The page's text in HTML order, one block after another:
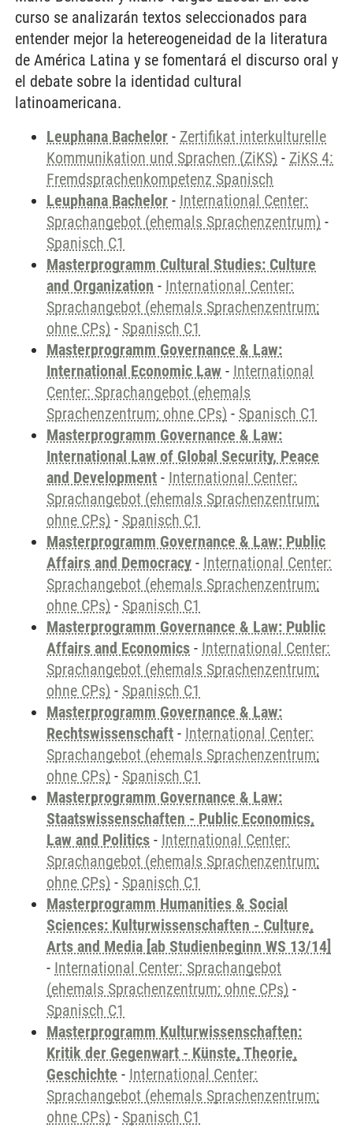
curso se analizarán textos seleccionados para
entender mejor la hetereogeneidad de la literatura
de América Latina y se fomentará el discurso oral y
el debate sobre la identidad cultural
latinoamericana.
Leuphana Bachelor - Zertifikat interkulturelle
Kommunikation und Sprachen (ZiKS) - ZiKS 4:
Fremdsprachenkompetenz Spanisch
Leuphana Bachelor - International Center:
Sprachangebot (ehemals Sprachenzentrum) -
Spanisch C1
Masterprogramm Cultural Studies: Culture
and Organization - International Center:
Sprachangebot (ehemals Sprachenzentrum;
ohne CPs) - Spanisch C1
Masterprogramm Governance & Law:
International Economic Law - International
Center: Sprachangebot (ehemals
Sprachenzentrum; ohne CPs) - Spanisch C1
Masterprogramm Governance & Law:
International Law of Global Security, Peace
and Development - International Center:
Sprachangebot (ehemals Sprachenzentrum;
ohne CPs) - Spanisch C1
Masterprogramm Governance & Law: Public
Affairs and Democracy - International Center:
Sprachangebot (ehemals Sprachenzentrum;
ohne CPs) - Spanisch C1
Masterprogramm Governance & Law: Public
Affairs and Economics - International Center:
Sprachangebot (ehemals Sprachenzentrum;
ohne CPs) - Spanisch C1
Masterprogramm Governance & Law:
Rechtswissenschaft - International Center:
Sprachangebot (ehemals Sprachenzentrum;
ohne CPs) - Spanisch C1
Masterprogramm Governance & Law:
Staatswissenschaften - Public Economics,
Law and Politics - International Center:
Sprachangebot (ehemals Sprachenzentrum;
ohne CPs) - Spanisch C1
Masterprogramm Humanities & Social
Sciences: Kulturwissenschaften - Culture,
Arts and Media [ab Studienbeginn WS 13/14]
- International Center: Sprachangebot
(ehemals Sprachenzentrum; ohne CPs) -
Spanisch C1
Masterprogramm Kulturwissenschaften:
Kritik der Gegenwart - Künste, Theorie,
Geschichte - International Center:
Sprachangebot (ehemals Sprachenzentrum;
ohne CPs) - Spanisch C1